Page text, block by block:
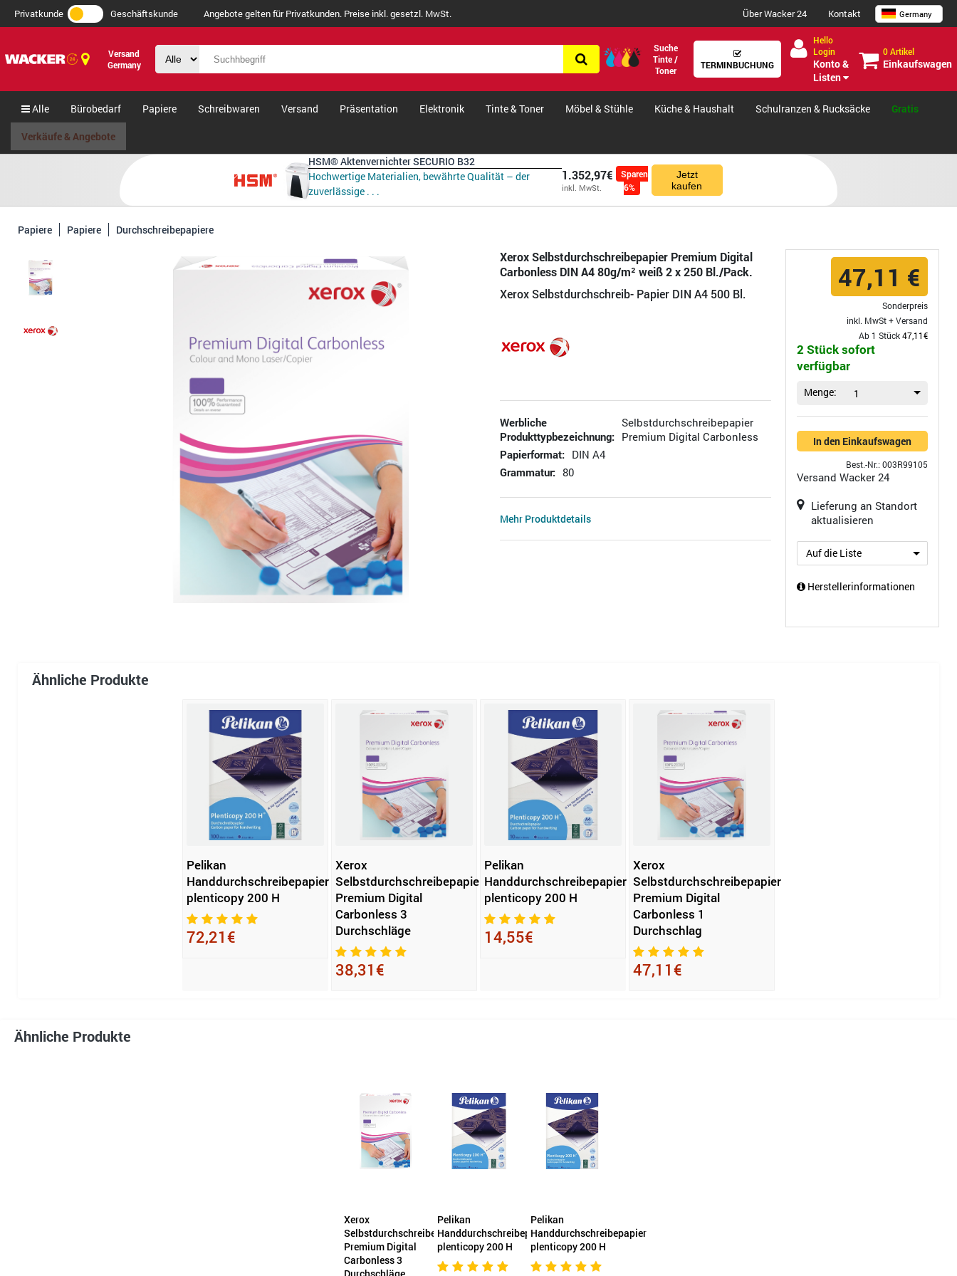
Privatkunde Geschäftskunde Angebote gelten für Privatkunden. Preise inkl. gesetzl. MwSt. Über Wacker 24 Kontakt Germany
Versand
Germany
Suche
Tinte /
Toner
TERMINBUCHUNG
Hello
Login
Konto &
Listen
0 Artikel
Einkaufswagen
Alle Bürobedarf Papiere Schreibwaren Versand Präsentation Elektronik Tinte & Toner Möbel & Stühle Küche & Haushalt Schulranzen & Rucksäcke Gratis
Verkäufe & Angebote
HSM® Aktenvernichter SECURIO B32
Hochwertige Materialien, bewährte Qualität – der
zuverlässige . . .
1.352,97€
inkl. MwSt.
Sparen
6%
Jetzt
kaufen
Papiere Papiere Durchschreibepapiere
Xerox Selbstdurchschreibepapier Premium Digital
Carbonless DIN A4 80g/m² weiß 2 x 250 Bl./Pack.
Xerox Selbstdurchschreib- Papier DIN A4 500 Bl.
Werbliche
Produkttypbezeichnung:
Selbstdurchschreibepapier
Premium Digital Carbonless
Papierformat: DIN A4
Grammatur: 80
Mehr Produktdetails
47,11 €
Sonderpreis
inkl. MwSt +Versand
Ab 1 Stück47,11€
2 Stück sofort
verfügbar
Menge: 1
In den Einkaufswagen
Best.-Nr.: 003R99105
Versand Wacker 24
Lieferung an Standort
aktualisieren
Auf die Liste
Herstellerinformationen
Ähnliche Produkte
Pelikan
Handdurchschreibepapier
plenticopy 200 H
72,21€
Xerox
Selbstdurchschreibepapier
Premium Digital
Carbonless 3
Durchschläge
38,31€
Pelikan
Handdurchschreibepapier
plenticopy 200 H
14,55€
Xerox
Selbstdurchschreibepapier
Premium Digital
Carbonless 1
Durchschlag
47,11€
Ähnliche Produkte
Xerox
Selbstdurchschreibepapier
Premium Digital
Carbonless 3
Pelikan
Handdurchschreibepapier
plenticopy 200 H
Pelikan
Handdurchschreibepapier
plenticopy 200 H